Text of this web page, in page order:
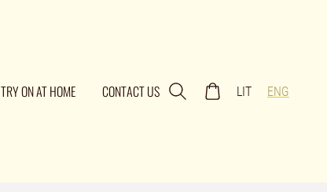
TRY ON AT HOME CONTACT US LIT ENG